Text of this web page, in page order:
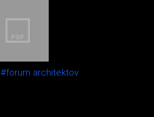
#forum architektov